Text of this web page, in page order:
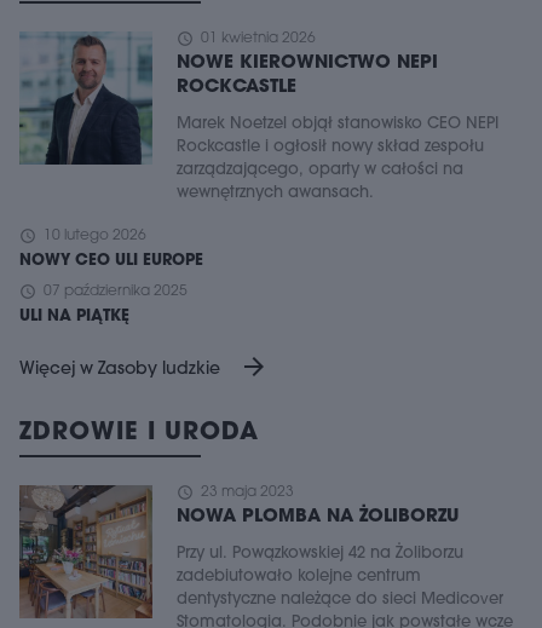
schedule 01 kwietnia 2026
NOWE KIEROWNICTWO NEPI
ROCKCASTLE
Marek Noetzel objął stanowisko CEO NEPI
Rockcastle i ogłosił nowy skład zespołu
zarządzającego, oparty w całości na
wewnętrznych awansach.
schedule 10 lutego 2026
NOWY CEO ULI EUROPE
schedule 07 października 2025
ULI NA PIĄTKĘ
Więcej w Zasoby ludzkie arrow_forward
ZDROWIE I URODA
schedule 23 maja 2023
NOWA PLOMBA NA ŻOLIBORZU
Przy ul. Powązkowskiej 42 na Żoliborzu
zadebiutowało kolejne centrum
dentystyczne należące do sieci Medicover
Stomatologia. Podobnie jak powstałe wcze